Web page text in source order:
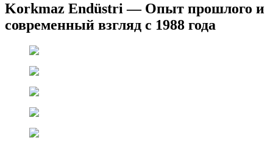
Korkmaz Endüstri — Опыт прошлого и
современный взгляд с 1988 года